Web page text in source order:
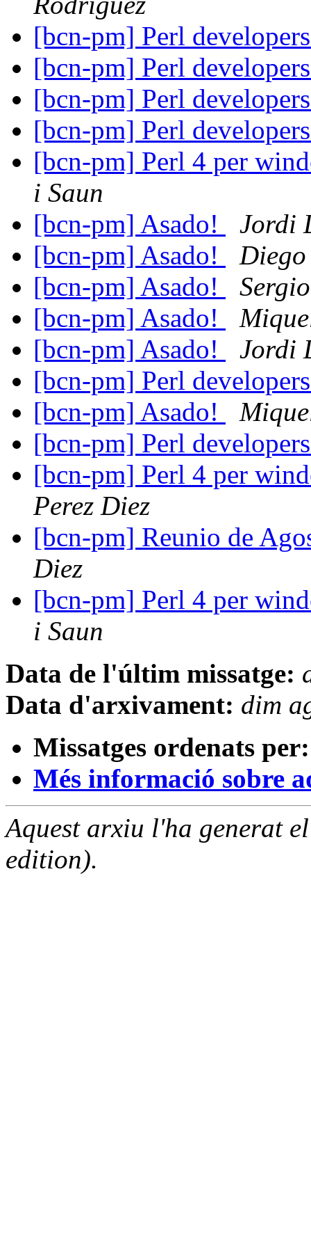
[bcn-pm] Perl
[bcn-pm] Perl
[bcn-pm] Perl
[bcn-pm] Perl
[bcn-pm] Perl 4 per
i Saun
[bcn-pm] Asado!
Jordi
[bcn-pm] Asado!
[bcn-pm] Asado!
[bcn-pm] Asado!
[bcn-pm] Asado!
Jordi
[bcn-pm] Perl
[bcn-pm] Asado!
[bcn-pm] Perl
[bcn-pm] Perl 4 per
Perez Diez
[bcn-pm] Reunio de
Diez
[bcn-pm] Perl 4 per
i Saun
Data de l'últim missatge:
Data d'arxivament: dim
Missatges ordenats per:
Més informació sobre
Aquest arxiu l'ha generat
edition).